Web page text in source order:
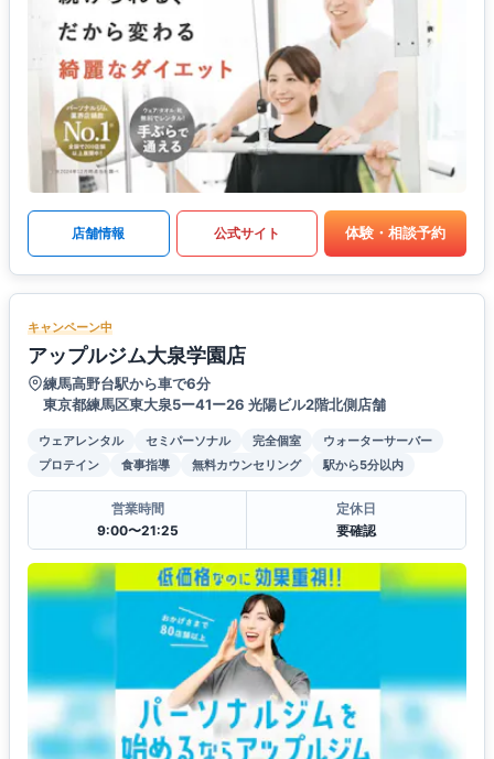
店舗情報 公式サイト 体験・相談予約
キャンペーン中
アップルジム大泉学園店
練馬高野台駅から車で6分
東京都練馬区東大泉5ー41ー26 光陽ビル2階北側店舗
ウェアレンタル セミパーソナル 完全個室
ウォーターサーバー
プロテイン
食事指導 無料カウンセリング 駅から5分以内
営業時間
9:00〜21:25
定休日
要確認